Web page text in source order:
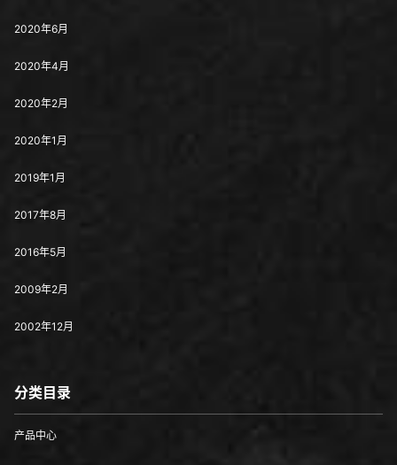
2020年6月
2020年4月
2020年2月
2020年1月
2019年1月
2017年8月
2016年5月
2009年2月
2002年12月
分类目录
产品中心